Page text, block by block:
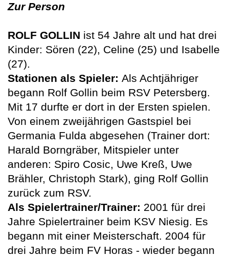
Zur Person
ROLF GOLLIN ist 54 Jahre alt und hat drei
Kinder: Sören (22), Celine (25) und Isabelle
(27).
Stationen als Spieler: Als Achtjähriger
begann Rolf Gollin beim RSV Petersberg.
Mit 17 durfte er dort in der Ersten spielen.
Von einem zweijährigen Gastspiel bei
Germania Fulda abgesehen (Trainer dort:
Harald Borngräber, Mitspieler unter
anderen: Spiro Cosic, Uwe Kreß, Uwe
Brähler, Christoph Stark), ging Rolf Gollin
zurück zum RSV.
Als Spielertrainer/Trainer: 2001 für drei
Jahre Spielertrainer beim KSV Niesig. Es
begann mit einer Meisterschaft. 2004 für
drei Jahre beim FV Horas - wieder begann